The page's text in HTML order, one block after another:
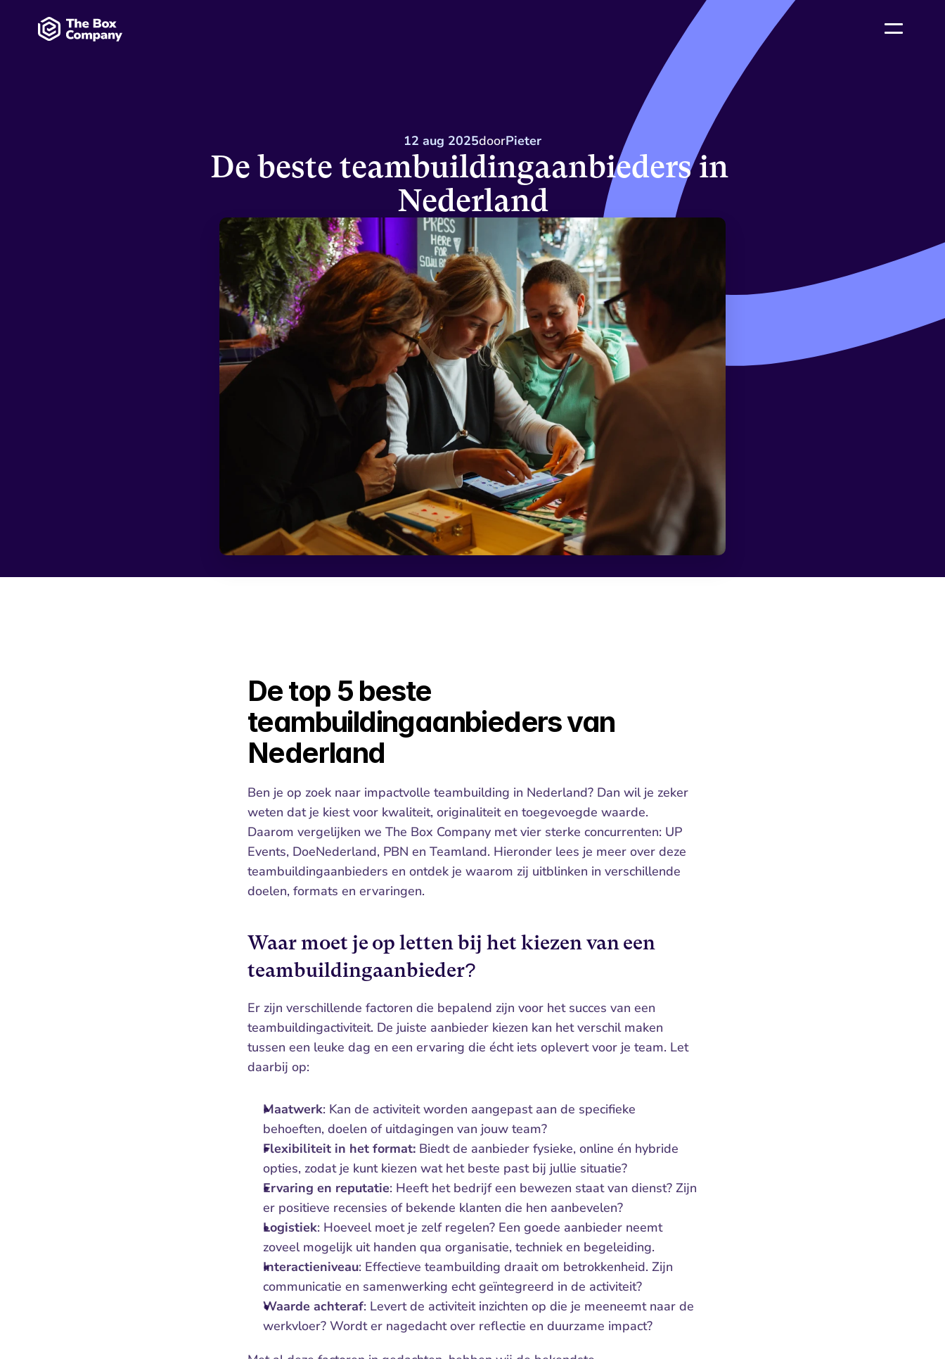
12 aug 2025doorPieter
De beste teambuildingaanbieders in
Nederland
De top 5 beste
teambuildingaanbieders van
Nederland
Ben je op zoek naar impactvolle teambuilding in Nederland? Dan wil je zeker
weten dat je kiest voor kwaliteit, originaliteit en toegevoegde waarde.
Daarom vergelijken we The Box Company met vier sterke concurrenten: UP
Events, DoeNederland, PBN en Teamland. Hieronder lees je meer over deze
teambuildingaanbieders en ontdek je waarom zij uitblinken in verschillende
doelen, formats en ervaringen.
Waar moet je op letten bij het kiezen van een
teambuildingaanbieder?
Er zijn verschillende factoren die bepalend zijn voor het succes van een
teambuildingactiviteit. De juiste aanbieder kiezen kan het verschil maken
tussen een leuke dag en een ervaring die écht iets oplevert voor je team. Let
daarbij op:
Maatwerk: Kan de activiteit worden aangepast aan de specifieke
behoeften, doelen of uitdagingen van jouw team?
Flexibiliteit in het format: Biedt de aanbieder fysieke, online én hybride
opties, zodat je kunt kiezen wat het beste past bij jullie situatie?
Ervaring en reputatie: Heeft het bedrijf een bewezen staat van dienst? Zijn
er positieve recensies of bekende klanten die hen aanbevelen?
Logistiek: Hoeveel moet je zelf regelen? Een goede aanbieder neemt
zoveel mogelijk uit handen qua organisatie, techniek en begeleiding.
Interactieniveau: Effectieve teambuilding draait om betrokkenheid. Zijn
communicatie en samenwerking echt geïntegreerd in de activiteit?
Waarde achteraf: Levert de activiteit inzichten op die je meeneemt naar de
werkvloer? Wordt er nagedacht over reflectie en duurzame impact?